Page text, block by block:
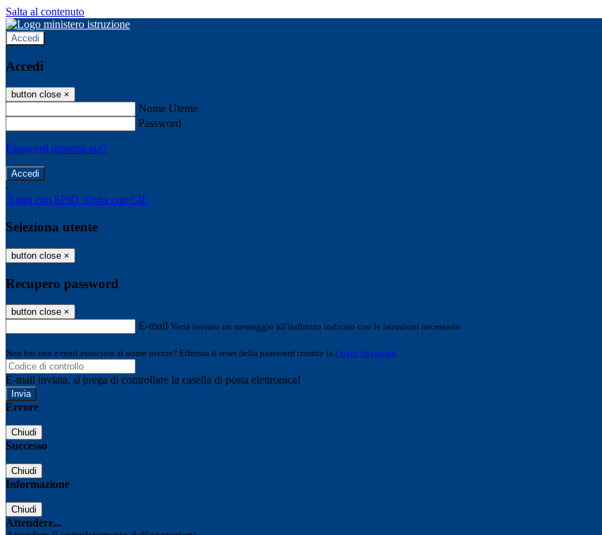
Salta al contenuto
Accedi
Accedi
button close ×
Nome Utente
Password
Password dimenticata?
-
Entra con SPID Entra con CIE
Seleziona utente
button close ×
Recupero password
button close ×
E-mail Verrà inviato un messaggio all'indirizzo indicato con le istruzioni necessarie.
Non hai una e-mail associata al nome utente? Effettua il reset della password tramite la Login Spaggiari
E-mail inviata, si prega di controllare la casella di posta elettronica!
Errore
Chiudi
Successo
Chiudi
Informazione
Chiudi
Attendere...